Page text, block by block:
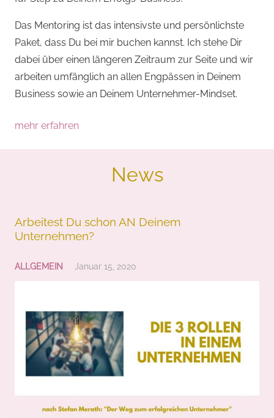
Das Mentoring ist das intensivste und persönlichste
Paket, dass Du bei mir buchen kannst. Ich stehe Dir
dabei über einen längeren Zeitraum zur Seite und wir
arbeiten umfänglich an allen Engpässen in Deinem
Business sowie an Deinem Unternehmer-Mindset.
mehr erfahren
News
Arbeitest Du schon AN Deinem
Unternehmen?
ALLGEMEIN Januar 15, 2020